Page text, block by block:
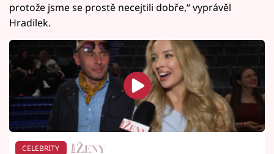
protože jsme se prostě necejtili dobře,“ vyprávěl
Hradilek.
CELEBRITY